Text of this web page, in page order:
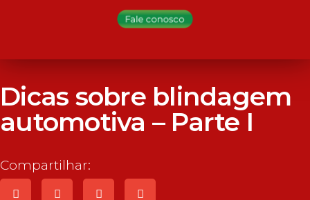
Dicas sobre blindagem
automotiva – Parte I
Compartilhar: